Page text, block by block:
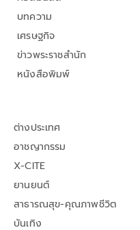
บทความ
เศรษฐกิจ
ข่าวพระราชสำนัก
หนังสือพิมพ์
ต่างประเทศ
อาชญากรรม
X-CITE
ยานยนต์
สาธารณสุข-คุณภาพชีวิต
บันเทิง